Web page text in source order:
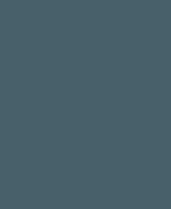
každého